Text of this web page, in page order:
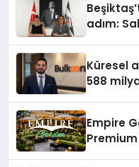
adım:
Küresel
588
Empire